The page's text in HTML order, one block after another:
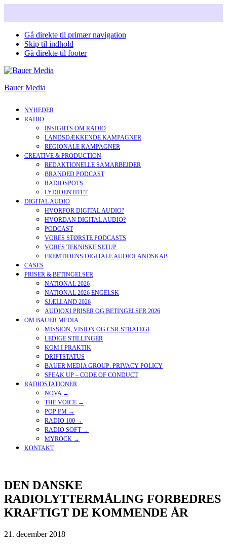
Gå direkte til primær navigation
Skip til indhold
Gå direkte til footer
Bauer Media
NYHEDER
RADIO
INSIGHTS OM RADIO
LANDSDÆKKENDE KAMPAGNER
REGIONALE KAMPAGNER
CREATIVE & PRODUCTION
REDAKTIONELLE SAMARBEJDER
BRANDED PODCAST
RADIOSPOTS
LYDIDENTITET
DIGITAL AUDIO
HVORFOR DIGITAL AUDIO?
HVORDAN DIGITAL AUDIO?
PODCAST
VORES STØRSTE PODCASTS
VORES TEKNISKE SETUP
FREMTIDENS DIGITALE AUDIOLANDSKAB
CASES
PRISER & BETINGELSER
NATIONAL 2026
NATIONAL 2026 ENGELSK
SJÆLLAND 2026
AUDIOXI PRISER OG BETINGELSER 2026
OM BAUER MEDIA
MISSION, VISION OG CSR-STRATEGI
LEDIGE STILLINGER
KOM I PRAKTIK
DRIFTSTATUS
BAUER MEDIA GROUP: PRIVACY POLICY
SPEAK UP – CODE OF CONDUCT
RADIOSTATIONER
NOVA →
THE VOICE →
POP FM →
RADIO 100 →
RADIO SOFT →
MYROCK →
KONTAKT
DEN DANSKE
RADIOLYTTERMÅLING FORBEDRES
KRAFTIGT DE KOMMENDE ÅR
21. december 2018